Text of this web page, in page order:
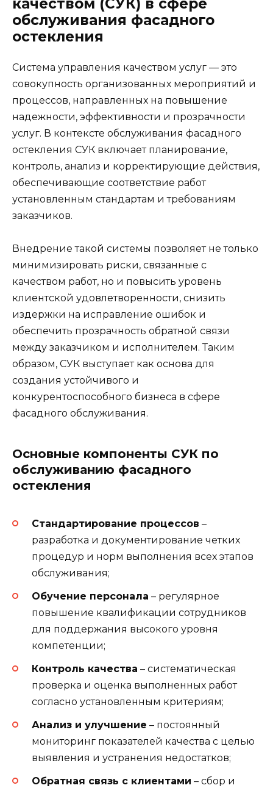
качеством (СУК) в сфере
обслуживания фасадного
остекления
Система управления качеством услуг — это
совокупность организованных мероприятий и
процессов, направленных на повышение
надежности, эффективности и прозрачности
услуг. В контексте обслуживания фасадного
остекления СУК включает планирование,
контроль, анализ и корректирующие действия,
обеспечивающие соответствие работ
установленным стандартам и требованиям
заказчиков.
Внедрение такой системы позволяет не только
минимизировать риски, связанные с
качеством работ, но и повысить уровень
клиентской удовлетворенности, снизить
издержки на исправление ошибок и
обеспечить прозрачность обратной связи
между заказчиком и исполнителем. Таким
образом, СУК выступает как основа для
создания устойчивого и
конкурентоспособного бизнеса в сфере
фасадного обслуживания.
Основные компоненты СУК по
обслуживанию фасадного
остекления
Стандартирование процессов –
разработка и документирование четких
процедур и норм выполнения всех этапов
обслуживания;
Обучение персонала – регулярное
повышение квалификации сотрудников
для поддержания высокого уровня
компетенции;
Контроль качества – систематическая
проверка и оценка выполненных работ
согласно установленным критериям;
Анализ и улучшение – постоянный
мониторинг показателей качества с целью
выявления и устранения недостатков;
Обратная связь с клиентами – сбор и